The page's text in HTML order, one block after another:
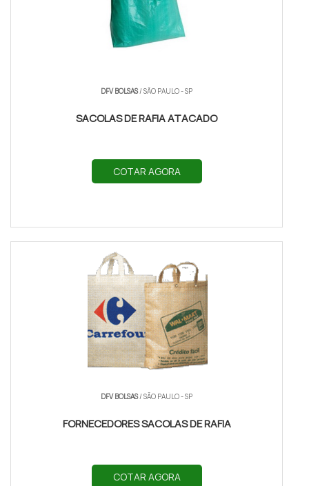
DFV BOLSAS/ SÃO PAULO - SP
SACOLAS DE RAFIA ATACADO
COTAR AGORA
DFV BOLSAS/ SÃO PAULO - SP
FORNECEDORES SACOLAS DE RAFIA
COTAR AGORA